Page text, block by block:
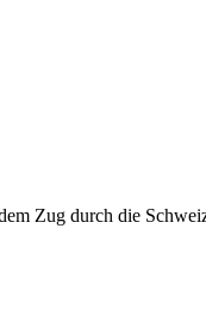
Zug durch die